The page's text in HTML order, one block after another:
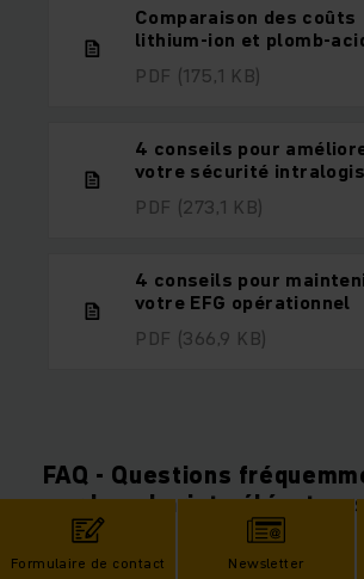
Formulaire de contact Newsletter
Comparaison des coûts
lithium-ion et plomb-
PDF (175,1 KB)
4 conseils pour
votre sécurité
PDF (273,1 KB)
4 conseils pour
votre EFG opérationnel
PDF (366,9 KB)
FAQ - Questions
sur les chariots
électriques